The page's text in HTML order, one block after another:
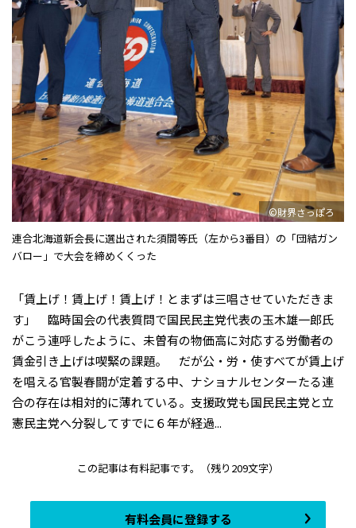
©財界さっぽろ
連合北海道新会長に選出された須間等氏（左から3番目）の「団結ガン
バロー」で大会を締めくくった
「賃上げ！賃上げ！賃上げ！とまずは三唱させていただきま
す」 臨時国会の代表質問で国民民主党代表の玉木雄一郎氏
がこう連呼したように、未曽有の物価高に対応する労働者の
賃金引き上げは喫緊の課題。 だが公・労・使すべてが賃上げ
を唱える官製春闘が定着する中、ナショナルセンターたる連
合の存在は相対的に薄れている。支援政党も国民民主党と立
憲民主党へ分裂してすでに６年が経過...
この記事は有料記事です。 （残り209文字）
有料会員に登録する